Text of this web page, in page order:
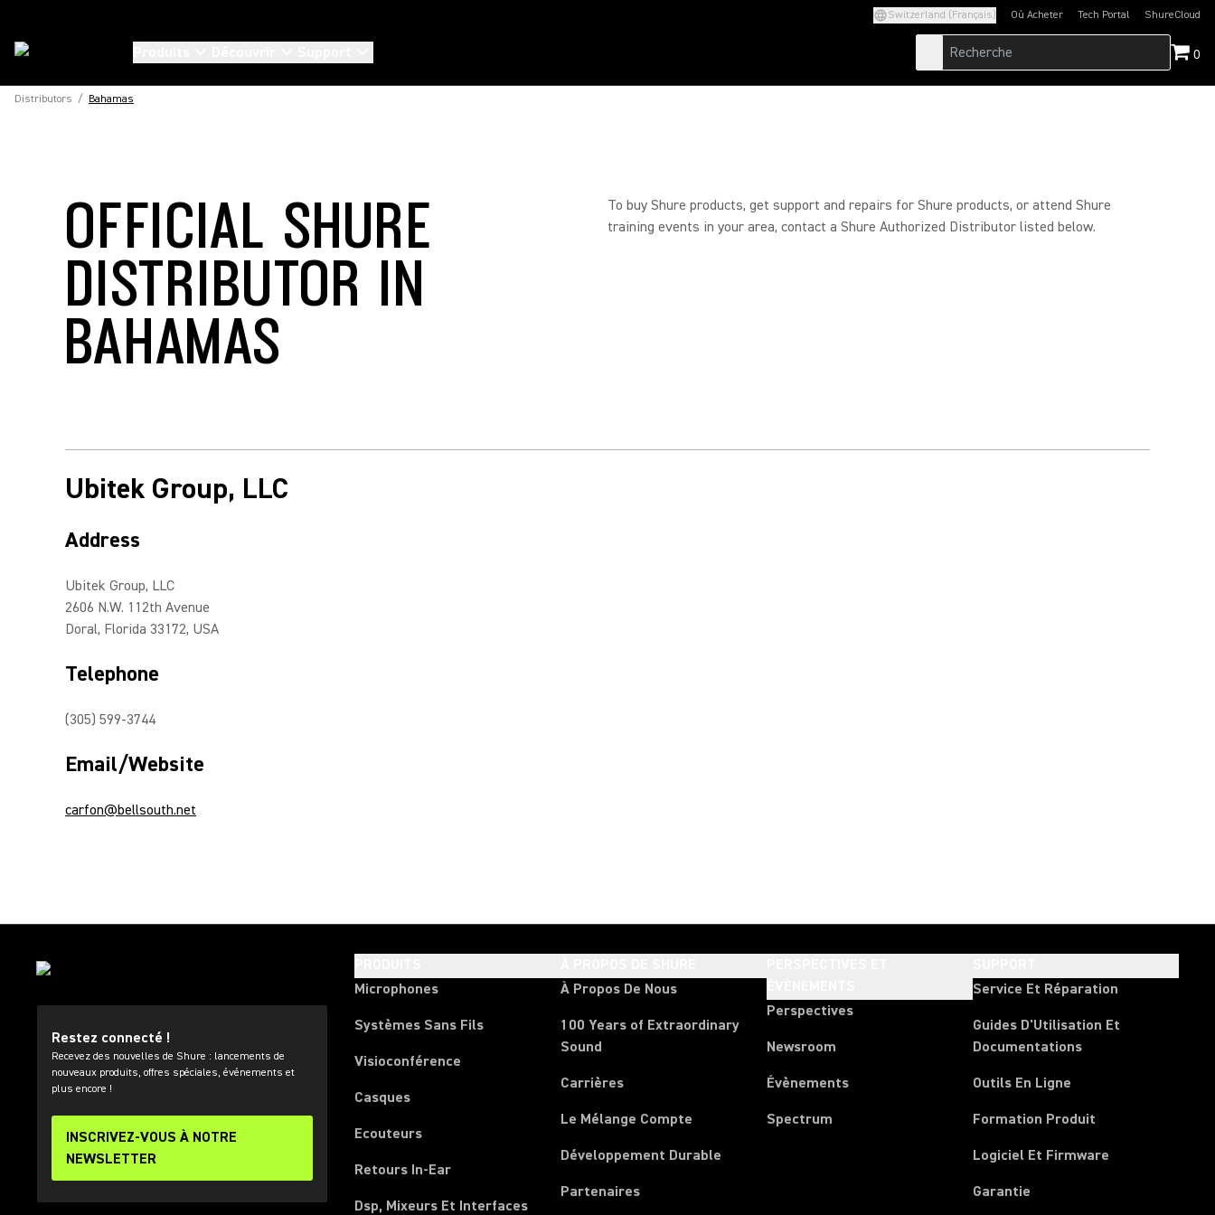
Switzerland (Français) Où Acheter Tech Portal
(Opens in a new tab)ShureCloud
(Opens in a new
0
Distributors / Bahamas
OFFICIAL SHURE
DISTRIBUTOR IN
BAHAMAS
To buy Shure products, get support and repairs for Shure products, or attend Shure
training events in your area, contact a Shure Authorized Distributor listed below.
Ubitek Group, LLC
Address
Ubitek Group, LLC
2606 N.W. 112th Avenue
Doral, Florida 33172, USA
Telephone
(305) 599-3744
Email/Website
carfon@bellsouth.net
Restez connecté !
Recevez des nouvelles de Shure : lancements de
nouveaux produits, offres spéciales, événements et
plus encore !
INSCRIVEZ-VOUS À NOTRE
NEWSLETTER
Microphones
Systèmes Sans Fils
Visioconférence
Casques
Ecouteurs
Retours In-Ear
Dsp, Mixeurs Et Interfaces
À Propos De Nous
100 Years of Extraordinary
Sound
Carrières
Le Mélange Compte
Développement Durable
Partenaires
Perspectives
Newsroom
Évènements
Spectrum
Service Et Réparation
Guides D'Utilisation Et
Documentations
Outils En Ligne
Formation Produit
Logiciel Et Firmware
Garantie